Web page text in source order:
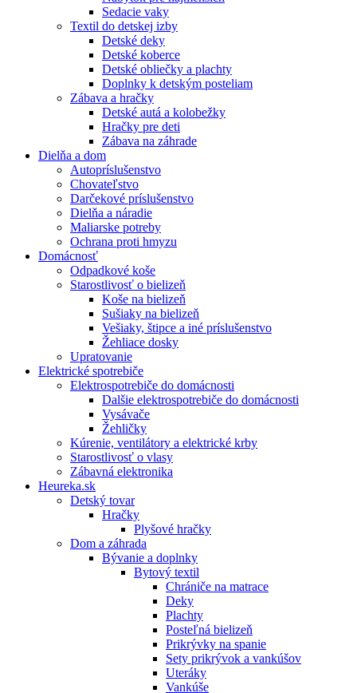
Sedacie vaky
Textil do detskej izby
Detské deky
Detské koberce
Detské obliečky a plachty
Doplnky k detským posteliam
Zábava a hračky
Detské autá a kolobežky
Hračky pre deti
Zábava na záhrade
Dielňa a dom
Autopríslušenstvo
Chovateľstvo
Darčekové príslušenstvo
Dielňa a náradie
Maliarske potreby
Ochrana proti hmyzu
Domácnosť
Odpadkové koše
Starostlivosť o bielizeň
Koše na bielizeň
Sušiaky na bielizeň
Vešiaky, štipce a iné príslušenstvo
Žehliace dosky
Upratovanie
Elektrické spotrebiče
Elektrospotrebiče do domácnosti
Dalšie elektrospotrebiče do domácnosti
Vysávače
Žehličky
Kúrenie, ventilátory a elektrické krby
Starostlivosť o vlasy
Zábavná elektronika
Heureka.sk
Detský tovar
Hračky
Plyšové hračky
Dom a záhrada
Bývanie a doplnky
Bytový textil
Chrániče na matrace
Deky
Plachty
Posteľná bielizeň
Prikrývky na spanie
Sety prikrývok a vankúšov
Uteráky
Vankúše